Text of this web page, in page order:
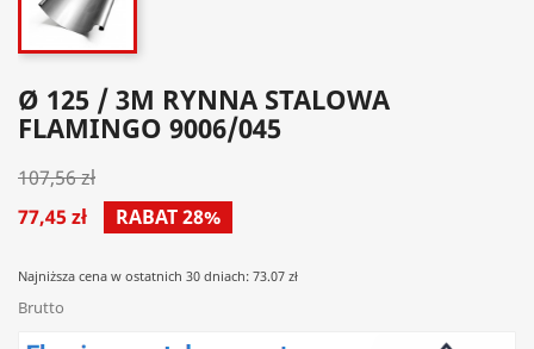
Ø 125 / 3M RYNNA STALOWA
FLAMINGO 9006/045
107,56 zł
77,45 zł
RABAT 28%
Najniższa cena w ostatnich 30 dniach: 73.07 zł
Brutto